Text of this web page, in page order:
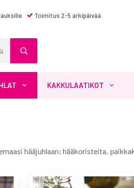
Toimitus 2-5 arkipäivää
KAKKULAATIKOT
hääjuhlaan; hääkoristeita,